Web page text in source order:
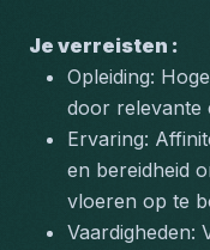
Je verreisten :
Opleiding:
door relevante
Ervaring:
en bereidheid
vloeren op te
Vaardigheden: